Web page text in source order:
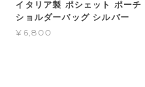
イタリア製 ポシェット ポーチ
ショルダーバッグ シルバー
¥6,800